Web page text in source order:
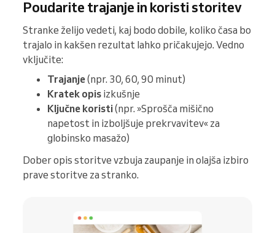
Poudarite trajanje in koristi storitev
Stranke želijo vedeti, kaj bodo dobile, koliko časa bo
trajalo in kakšen rezultat lahko pričakujejo. Vedno
vključite:
Trajanje(npr. 30, 60, 90 minut)
Kratek opis izkušnje
Ključne koristi(npr. »Sprošča mišično
napetost in izboljšuje prekrvavitev« za
globinsko masažo)
Dober opis storitve vzbuja zaupanje in olajša izbiro
prave storitve za stranko.